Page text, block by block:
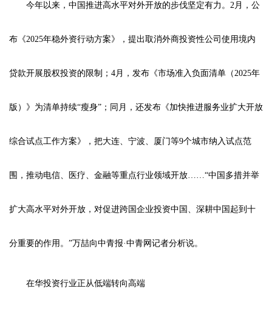
今年以来，中国推进高水平对外开放的步伐坚定有力。2月，公
布《2025年稳外资行动方案》，提出取消外商投资性公司使用境内
贷款开展股权投资的限制；4月，发布《市场准入负面清单（2025年
版）》为清单持续“瘦身”；同月，还发布《加快推进服务业扩大开放
综合试点工作方案》，把大连、宁波、厦门等9个城市纳入试点范
围，推动电信、医疗、金融等重点行业领域开放……“中国多措并举
扩大高水平对外开放，对促进跨国企业投资中国、深耕中国起到十
分重要的作用。”万喆向中青报·中青网记者分析说。
在华投资行业正从低端转向高端